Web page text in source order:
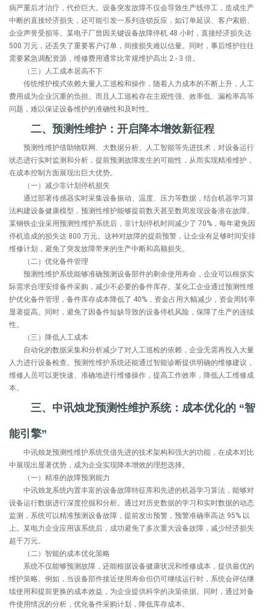
病严重后才治疗，代价巨大。设备突发故障不仅会导致生产线停工，造成生产
中断的直接经济损失，还可能引发一系列连锁反应，如订单延误、客户索赔、
企业声誉受损等。某电子厂曾因关键设备故障停机 48 小时，直接经济损失达
500 万元，还丢失了重要客户订单，间接损失难以估量。同时，事后维护往往
需要紧急调配资源，维修费用通常比常规维护高出 2 - 3 倍。
（三）人工成本居高不下
传统维护模式依赖大量人工巡检和操作，随着人力成本的不断上升，人工
费用成为企业沉重的负担。而且人工巡检存在主观性强、效率低、漏检率高等
问题，难以保证设备维护的准确性和及时性。
二、预测性维护：开启降本增效新征程
预测性维护借助物联网、大数据分析、人工智能等先进技术，对设备运行
状态进行实时监测和分析，提前预测故障发生的可能性，从而实现精准维护，
在成本控制方面展现出巨大优势。
（一）减少非计划停机损失
通过部署传感器实时采集设备振动、温度、压力等数据，结合机器学习算
法构建设备健康模型，预测性维护能够提前数天甚至数周发现设备潜在故障。
某钢铁企业采用预测性维护系统后，非计划停机时间减少了 70%，每年避免因
停机造成的损失达 800 万元。这种对故障的提前预警，让企业有足够时间安排
维修计划，避免了突发故障带来的生产中断和高额损失。
（二）优化备件管理
预测性维护系统能够准确预测设备部件的剩余使用寿命，企业可以根据实
际需求合理安排备件采购，减少不必要的备件库存。某化工企业通过预测性维
护优化备件管理，备件库存成本降低了 40%，资金占用大幅减少，资金周转率
显著提高。同时，避免了因备件短缺导致的设备停机风险，保障了生产的连续
性。
（三）降低人工成本
自动化的数据采集和分析减少了对人工巡检的依赖，企业无需再投入大量
人力进行设备检查。预测性维护系统还能通过智能诊断提供明确的维修建议，
维修人员可以更快速、准确地进行维修操作，提高工作效率，降低人工维修成
本。
三、中讯烛龙预测性维护系统：成本优化的 “智
能引擎”
中讯烛龙预测性维护系统凭借先进的技术架构和强大的功能，在成本对比
中展现出显著优势，成为企业实现降本增效的理想选择。
（一）精准的故障预测能力
中讯烛龙系统内置丰富的设备故障特征库和先进的机器学习算法，能够对
设备运行数据进行深度挖掘和分析。通过对历史数据的学习和实时数据的动态
监测，系统可以精准预测设备故障，提前发出预警，预警准确率高达 95% 以
上。某电力企业应用该系统后，成功避免了多次重大设备故障，减少经济损失
超千万元。
（二）智能的成本优化策略
系统不仅能够预测故障，还能根据设备健康状况和维修成本，提供最优的
维护策略。例如，当设备部件接近使用寿命但仍可继续运行时，系统会评估继
续使用和提前更换的成本效益，为企业提供科学的决策依据。同时，通过对备
件使用情况的分析，优化备件采购计划，降低库存成本。